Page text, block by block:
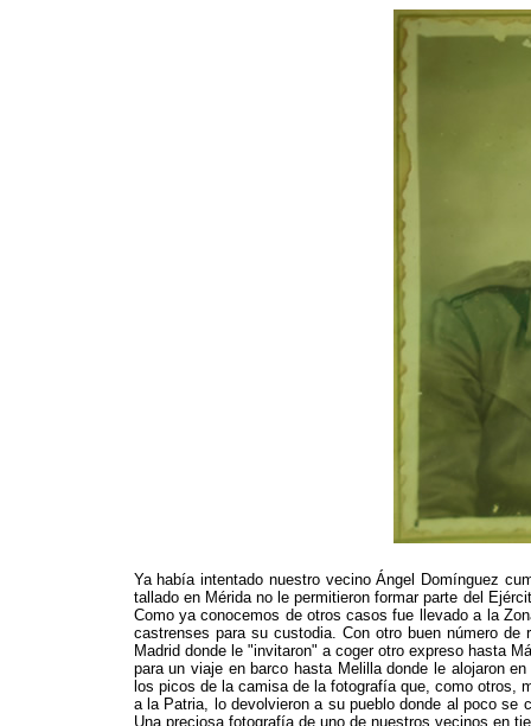
Ya había intentado nuestro vecino Ángel Domínguez
tallado en Mérida no le permitieron formar parte del
Como ya conocemos de otros casos fue llevado a la
castrenses para su custodia. Con otro buen número
Madrid donde le "invitaron" a coger otro expreso hasta
para un viaje en barco hasta Melilla donde le alojaron
los picos de la camisa de la fotografía que, como otros,
a la Patria, lo devolvieron a su pueblo donde al poco
Una preciosa fotografía de uno de nuestros vecinos en